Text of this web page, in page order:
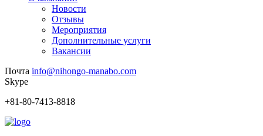
Новости
Отзывы
Мероприятия
Дополнительные услуги
Вакансии
Почта info@nihongo-manabo.com
Skype
+81-80-7413-8818